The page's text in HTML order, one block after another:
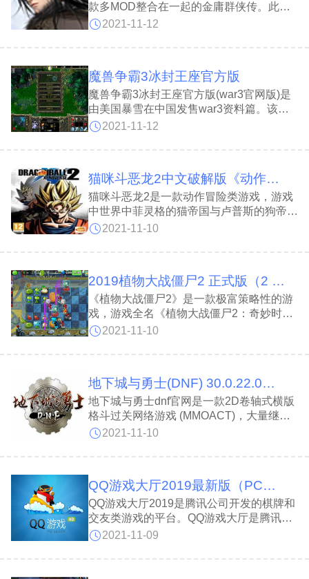
款多MOD整合在一起的金庸群侠传。此版
本代码主要来源于游泳的鱼LUA复刻版源码
成，经本人增强并移植至龙的传人主程序的
为主。将几个经典MOD集合在一起，并对
其操作、界面、显示效果等做些改良优化。
该版本支持的MOD包含了原版、苍龙逐
日、再战江湖、台湾乡民、天书劫、
2021-11-12
魔兽争霸3冰封王座官方版
魔兽争霸3冰封王座官方版(war3官网版)是
由美国暴雪在中国发售war3资料篇。该游
戏不仅是2002年奥美发布游戏的重中之
一部杰作。war3官网版可以说，无论对是
商家、媒体，还是整个的中国电子竞技比
赛，魔兽争霸3冰封王座完整版(war3官网
版)的推出都是大家翘首以盼的。本站为您
提供魔兽争霸3冰封王座。
2021-11-12
猫咪斗恶龙2中文破解版《动作冒险类游戏》 v1.0免安装版
猫咪斗恶龙2是一款动作冒险类游戏，游戏
中世界中菲灵格的猫帝国与卢普斯的狗帝国
之间爆发了战争，双方在大陆之上展开激烈
帝国以及狗帝国之中有着两名有志之士希望
走上了一条探索大陆夺回王位阻止战争的道
路。游戏中玩家能够选择进行多人游戏或者
单人游戏。多人游戏中玩家将会在猫与狗狗
之间进行切换，同时控制着两个角色进行游
2021-11-10
2019植物大战僵尸2 正式版（2 2.0.0 ）
《植物大战僵尸2》是一款极富策略性的游
戏，游戏全名《植物大战僵尸2：奇妙时空
之旅》，是经典的塔防游戏《植物大战僵
Windows、Mac OS X及iPhone OS系统开
收集等要素，游戏的内容就是：玩家控制植
物，抵御僵尸的进攻，保护这片植物园。
2021-11-10
地下城与勇士(DNF) 30.0.22.0官方免费版
地下城与勇士dnf官网是一款2D卷轴式横版
格斗过关网络游戏 (MMOACT)，大量继承
了众多家用机、街机2D格斗游戏的特色。
PVP、PVE为辅，与其他网络游戏同样具
备道具。每个人物有8个道具装备位置，在
游戏中可以允许最多4个玩家进行组队挑战
关卡，同样也可以进行4对4的PK。本站提
供地下城与勇士官方免费版下载。
2021-11-10
QQ游戏大厅2019最新版（PC版）
QQ游戏大厅2019是腾讯公司开发的棋牌和
交友类游戏的平台。QQ游戏大厅是腾讯自
主开发的一款以棋牌类游戏为主的全球最大
戏超过70款，也是全球最大的休闲游戏娱
2021-11-09